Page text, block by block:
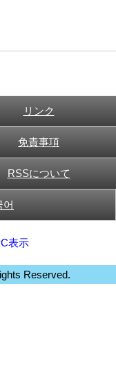
リンク
免責事項
RSSについて
어
表示
Reserved.